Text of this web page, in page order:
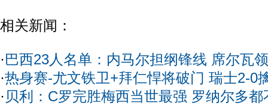
相关新闻：
·巴西23人名单：内马尔担纲锋线 席尔瓦
·热身赛-尤文铁卫+拜仁悍将破门 瑞士2-0
· 贝利：C罗完胜梅西当世最强 罗纳尔多都